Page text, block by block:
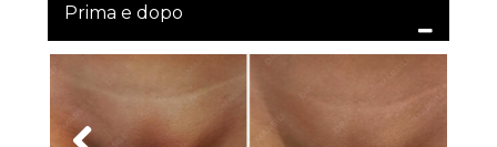
Prima e dopo